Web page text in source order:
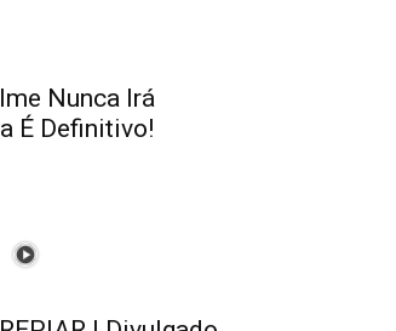
Nunca Irá
É Definitivo!